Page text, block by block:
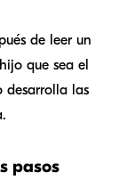
de leer un
que sea el
desarrolla las
pasos